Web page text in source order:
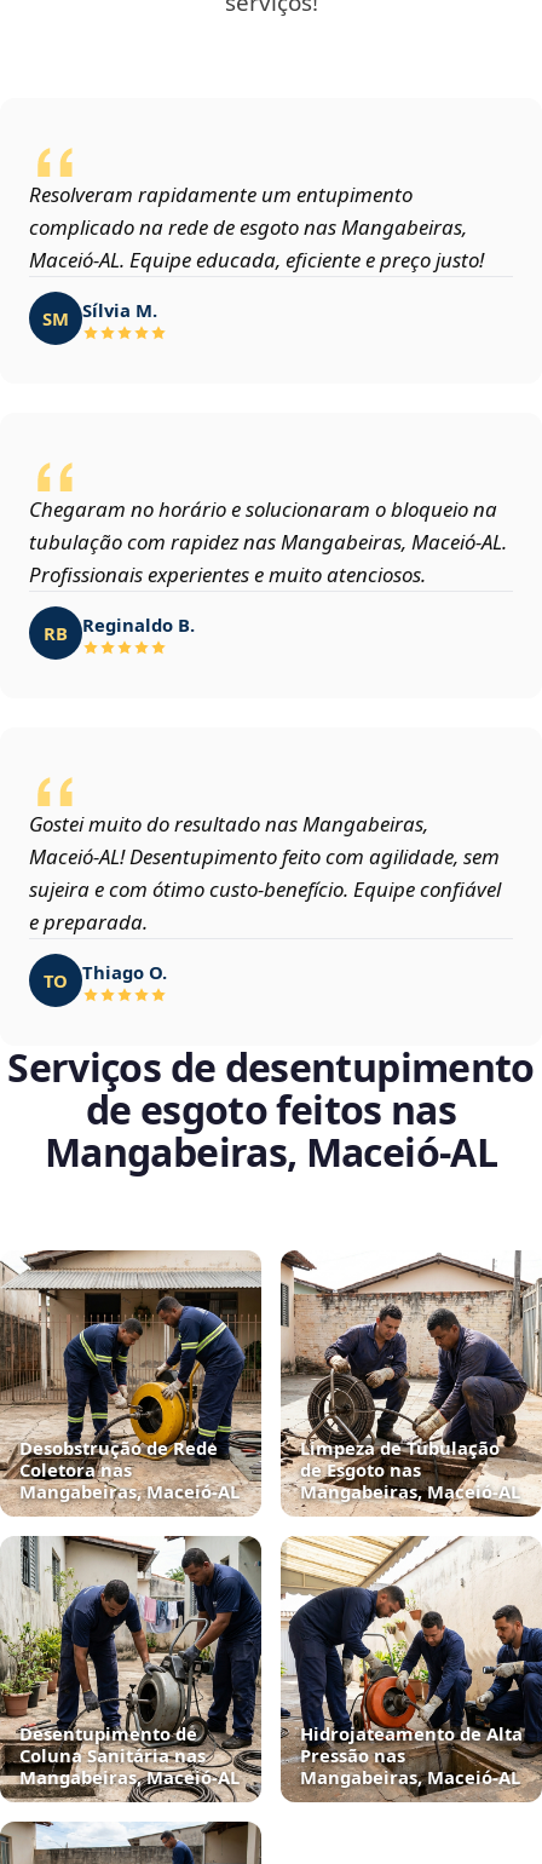
Resolveram rapidamente um entupimento
complicado na rede de esgoto nas Mangabeiras,
Maceió‑AL. Equipe educada, eficiente e preço justo!
SM Sílvia M.
Chegaram no horário e solucionaram o bloqueio na
tubulação com rapidez nas Mangabeiras, Maceió‑AL.
Profissionais experientes e muito atenciosos.
RB Reginaldo B.
Gostei muito do resultado nas Mangabeiras,
Maceió‑AL! Desentupimento feito com agilidade, sem
sujeira e com ótimo custo-benefício. Equipe confiável
e preparada.
TO Thiago O.
Serviços de desentupimento
de esgoto feitos nas
Mangabeiras, Maceió‑AL
Desobstrução de Rede
Coletora nas
Mangabeiras, Maceió‑AL
Limpeza de Tubulação
de Esgoto nas
Mangabeiras, Maceió‑AL
Desentupimento de
Coluna Sanitária nas
Mangabeiras, Maceió‑AL
Hidrojateamento de Alta
Pressão nas
Mangabeiras, Maceió‑AL